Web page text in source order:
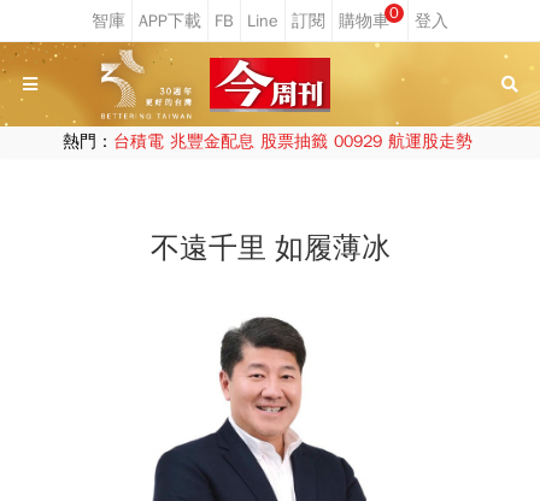
0
熱門： 台積電 兆豐金配息 股票抽籤 00929 航運股走勢
不遠千里 如履薄冰